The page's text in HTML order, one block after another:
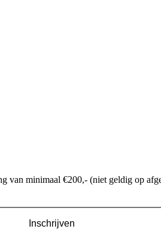
van minimaal €200,- (niet geldig op
Inschrijven